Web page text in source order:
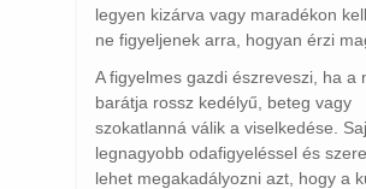
legyen kizárva vagy maradékon
ne figyeljenek arra, hogyan érzi
A figyelmes gazdi észreveszi, ha a
barátja rossz kedélyű, beteg vagy
szokatlanná válik a viselkedése.
legnagyobb odafigyeléssel és
lehet megakadályozni azt, hogy a